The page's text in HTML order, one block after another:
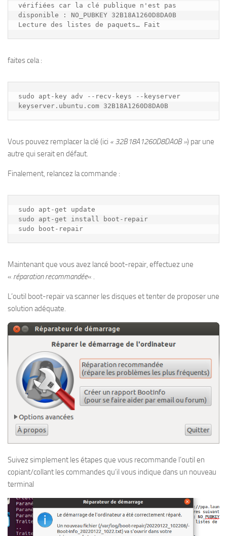
vérifiées car la clé publique n'est pas
disponible : NO_PUBKEY 32B18A1260D8DA0B
Lecture des listes de paquets… Fait
faites cela :
sudo apt-key adv --recv-keys --keyserver
keyserver.ubuntu.com 32B18A1260D8DA0B
Vous pouvez remplacer la clé (ici « 32B18A1260D8DA0B ») par une
autre qui serait en défaut.
Finalement, relancez la commande :
sudo apt-get update
sudo apt-get install boot-repair
sudo boot-repair
Maintenant que vous avez lancé boot-repair, effectuez une
« réparation recommandée« .
L’outil boot-repair va scanner les disques et tenter de proposer une
solution adéquate.
Suivez simplement les étapes que vous recommande l’outil en
copiant/collant les commandes qu’il vous indique dans un nouveau
terminal